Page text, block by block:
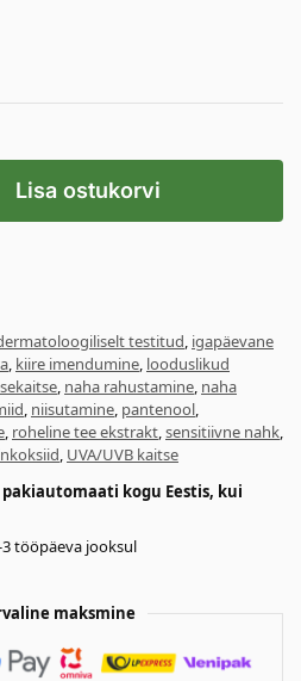
Lisa ostukorvi
testitud, igapäevane
, kiire imendumine, looduslikud
, naha rahustamine, naha
, niisutamine, pantenool,
, roheline tee ekstrakt,sensitiivne nahk,
, UVA/UVB kaitse
kogu Eestis, kui
tööpäeva jooksul
maksmine